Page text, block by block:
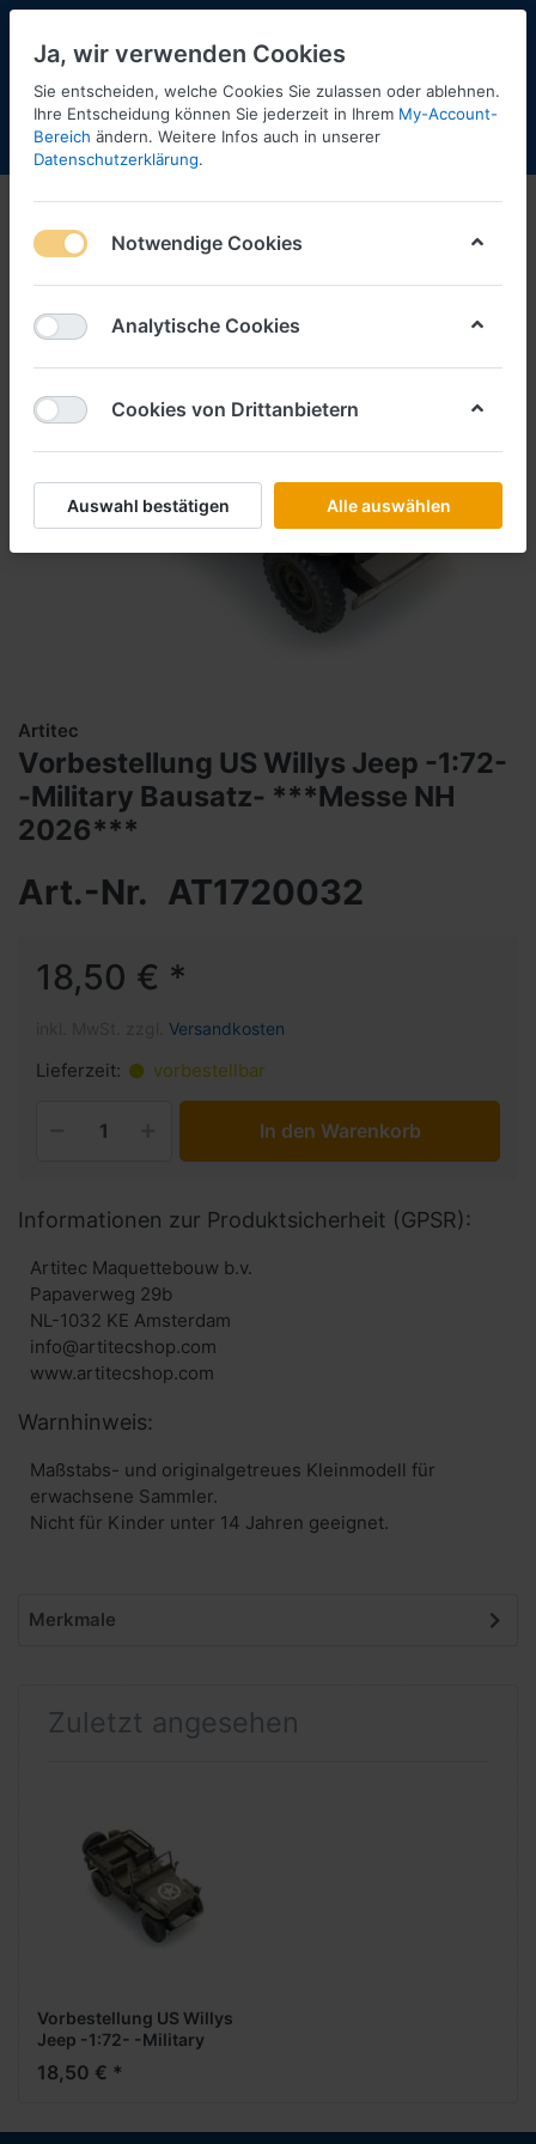
Menü Anmelden Shopaktualisierung
Artitec
Vorbestellung US Willys Jeep -1:72-
-Military Bausatz- ***Messe NH
2026***
Art.-Nr. AT1720032
18,50 € *
Versandkosten
Lieferzeit: vorbestellbar
In den Warenkorb
Informationen zur Produktsicherheit (GPSR):
Artitec Maquettebouw b.v.
Papaverweg 29b
NL-1032 KE Amsterdam
info@artitecshop.com
Warnhinweis:
Maßstabs- und originalgetreues Kleinmodell für
erwachsene Sammler.
Nicht für Kinder unter 14 Jahren geeignet.
Merkmale
Zuletzt angesehen
Vorbestellung US Willys
Jeep -1:72- -Military
Bausatz- ***Messe NH
2026***
18,50 € *
Ja, wir verwenden Cookies
Sie entscheiden, welche Cookies Sie zulassen oder ablehnen.
Ihre Entscheidung können Sie jederzeit in Ihrem My-Account-
Bereich ändern. Weitere Infos auch in unserer
Datenschutzerklärung.
Notwendige Cookies
Analytische Cookies
Cookies von Drittanbietern
Auswahl bestätigen Alle auswählen